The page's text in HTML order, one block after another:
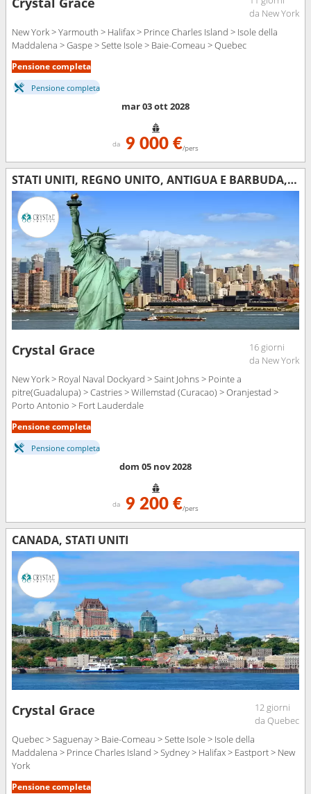
da New York
New York > Yarmouth > Halifax > Prince Charles Island > Isole della
Maddalena > Gaspe > Sette Isole > Baie-Comeau > Quebec
Pensione completa
Pensione completa
mar 03 ott 2028
da 9 000 €/pers
STATI UNITI, REGNO UNITO, ANTIGUA E BARBUDA, GUADALUPA, SANTA LUCIA, ARUBA, GIAMAICA
Crystal Grace
16 giorni
da New York
New York > Royal Naval Dockyard > Saint Johns > Pointe a
pitre(Guadalupa) > Castries > Willemstad (Curacao) > Oranjestad >
Porto Antonio > Fort Lauderdale
Pensione completa
Pensione completa
dom 05 nov 2028
da 9 200 €/pers
CANADA, STATI UNITI
Crystal Grace
12 giorni
da Quebec
Quebec > Saguenay > Baie-Comeau > Sette Isole > Isole della
Maddalena > Prince Charles Island > Sydney > Halifax > Eastport > New
York
Pensione completa